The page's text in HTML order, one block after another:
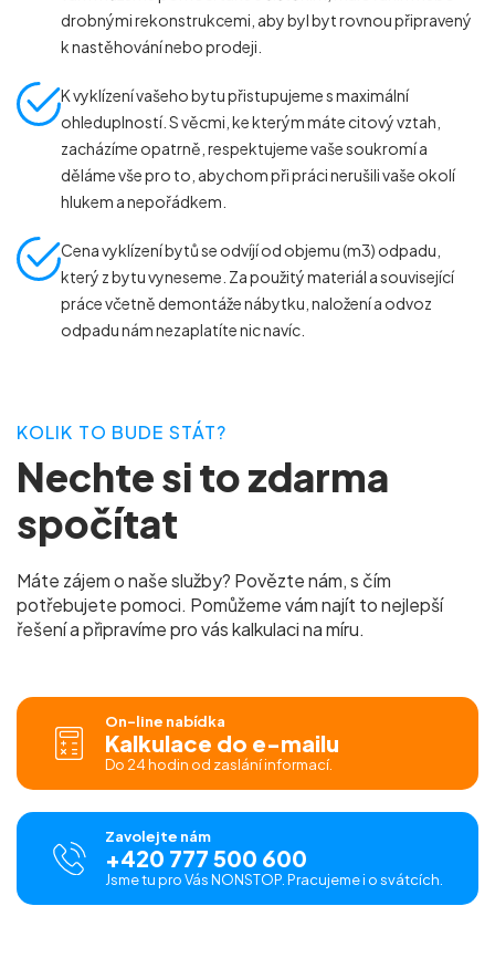
drobnými rekonstrukcemi, aby byl byt rovnou připravený
k nastěhování nebo prodeji.
K vyklízení vašeho bytu přistupujeme s maximální
ohleduplností. S věcmi, ke kterým máte citový vztah,
zacházíme opatrně, respektujeme vaše soukromí a
děláme vše pro to, abychom při práci nerušili vaše okolí
hlukem a nepořádkem.
Cena vyklízení bytů se odvíjí od objemu (m3) odpadu,
který z bytu vyneseme. Za použitý materiál a související
práce včetně demontáže nábytku, naložení a odvoz
odpadu nám nezaplatíte nic navíc.
KOLIK TO BUDE STÁT?
Nechte si to zdarma
spočítat
Máte zájem o naše služby? Povězte nám, s čím
potřebujete pomoci. Pomůžeme vám najít to nejlepší
řešení a připravíme pro vás kalkulaci na míru.
On-line nabídka
Kalkulace do e-mailu
Do 24 hodin od zaslání informací.
Zavolejte nám
+420 777 500 600
Jsme tu pro Vás NONSTOP. Pracujeme i o svátcích.